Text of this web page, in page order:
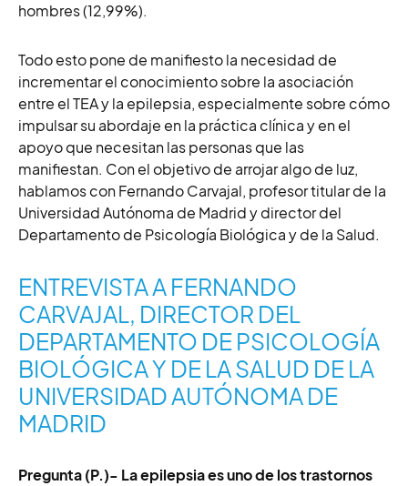
hombres (12,99%).
Todo esto pone de manifiesto la necesidad de
incrementar el conocimiento sobre la asociación
entre el TEA y la epilepsia, especialmente sobre cómo
impulsar su abordaje en la práctica clínica y en el
apoyo que necesitan las personas que las
manifiestan. Con el objetivo de arrojar algo de luz,
hablamos con Fernando Carvajal, profesor titular de la
Universidad Autónoma de Madrid y director del
Departamento de Psicología Biológica y de la Salud.
ENTREVISTA A FERNANDO
CARVAJAL, DIRECTOR DEL
DEPARTAMENTO DE PSICOLOGÍA
BIOLÓGICA Y DE LA SALUD DE LA
UNIVERSIDAD AUTÓNOMA DE
MADRID
Pregunta (P.)- La epilepsia es uno de los trastornos